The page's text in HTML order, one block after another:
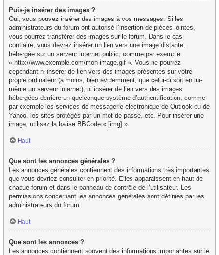
Puis-je insérer des images ?
Oui, vous pouvez insérer des images à vos messages. Si les
administrateurs du forum ont autorisé l’insertion de pièces jointes,
vous pourrez transférer des images sur le forum. Dans le cas
contraire, vous devrez insérer un lien vers une image distante,
hébergée sur un serveur internet public, comme par exemple
« http://www.exemple.com/mon-image.gif ». Vous ne pourrez
cependant ni insérer de lien vers des images présentes sur votre
propre ordinateur (à moins, bien évidemment, que celui-ci soit en lui-
même un serveur internet), ni insérer de lien vers des images
hébergées derrière un quelconque système d’authentification, comme
par exemple les services de messagerie électronique de Outlook ou de
Yahoo, les sites protégés par un mot de passe, etc. Pour insérer une
image, utilisez la balise BBCode « [img] ».
Haut
Que sont les annonces générales ?
Les annonces générales contiennent des informations très importantes
que vous devriez consulter en priorité. Elles apparaissent en haut de
chaque forum et dans le panneau de contrôle de l’utilisateur. Les
permissions concernant les annonces générales sont définies par les
administrateurs du forum.
Haut
Que sont les annonces ?
Les annonces contiennent souvent des informations importantes sur le